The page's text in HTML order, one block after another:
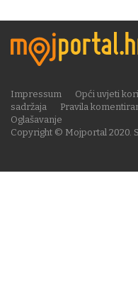
Copyright © Mojportal 2020.
Impressum Opći uvjeti
sadržaja
Pravila
Oglašavanje